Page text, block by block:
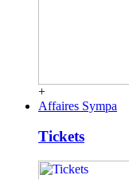
+
Affaires Sympa
Tickets